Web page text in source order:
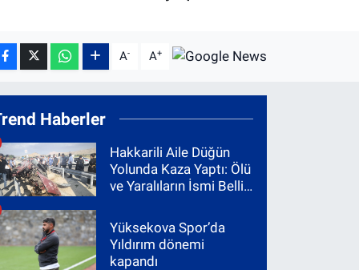
A- A+
Haberler
Hakkarili Aile Düğün
Yolunda Kaza Yaptı: Ölü
ve Yaralıların İsmi Belli
Yüksekova Spor’da
Yıldırım dönemi
kapandı